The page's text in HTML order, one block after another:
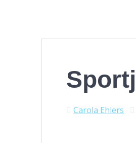
Carola Ehlers